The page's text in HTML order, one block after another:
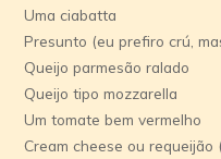
Uma ciabatta
Presunto (eu prefiro crú,
Queijo parmesão ralado
Queijo tipo mozzarella
Um tomate bem vermelho
Cream cheese ou